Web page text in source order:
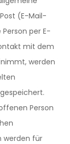
(E-Mail-
per E-
mit dem
werden
Person
werden für